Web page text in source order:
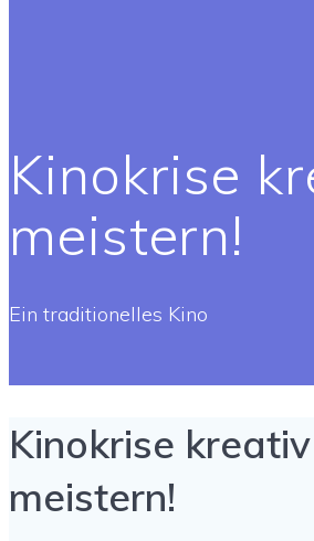
Kinokrise
meistern!
Ein traditionelles Kino
Kinokrise kreativ
meistern!